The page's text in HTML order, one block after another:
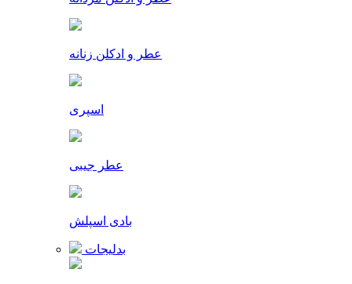
عطر و ادکلن زنانه
اسپری
عطر جیبی
بادی اسپلش
بدلیجات